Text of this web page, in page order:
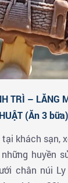
TRÌ – LĂNG
(Ăn 3 bữa)
khách sạn,
huyền
chân núi